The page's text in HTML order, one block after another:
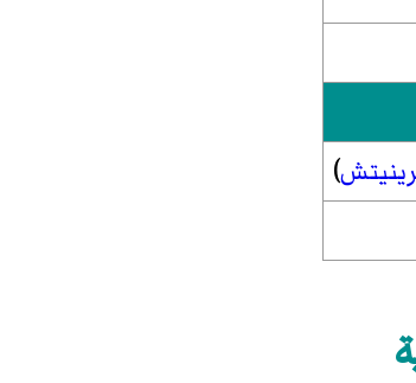
)